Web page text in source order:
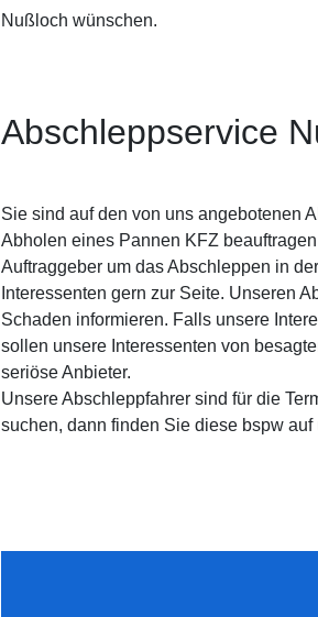
Nußloch wünschen.
Abschleppservice
Sie sind auf den von uns angebotenen
Abholen eines Pannen KFZ
Auftraggeber um das Abschleppen in
Interessenten gern zur Seite. Unseren
Schaden informieren. Falls unsere
sollen unsere Interessenten von
seriöse Anbieter.
Unsere Abschleppfahrer sind für die
suchen, dann finden Sie diese bspw